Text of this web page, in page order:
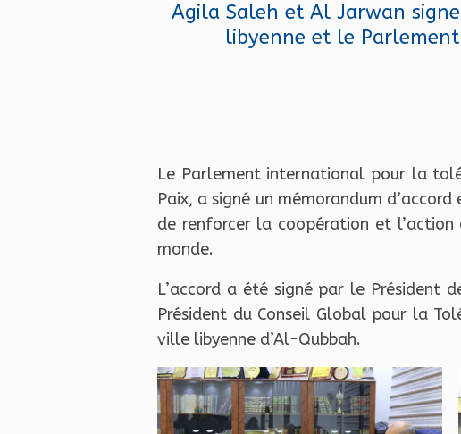
Agila Saleh et Al Jarwan
libyenne et le
Le Parlement international pour la
Paix, a signé un mémorandum
de renforcer la coopération et
monde.
L’accord a été signé par le Président
Président du Conseil Global pour la
ville libyenne d’Al-Qubbah.